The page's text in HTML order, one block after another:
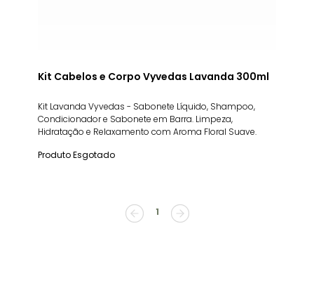
Kit Cabelos e Corpo Vyvedas Lavanda 300ml
Kit Lavanda Vyvedas - Sabonete Líquido, Shampoo,
Condicionador e Sabonete em Barra. Limpeza,
Hidratação e Relaxamento com Aroma Floral Suave.
Produto Esgotado
1